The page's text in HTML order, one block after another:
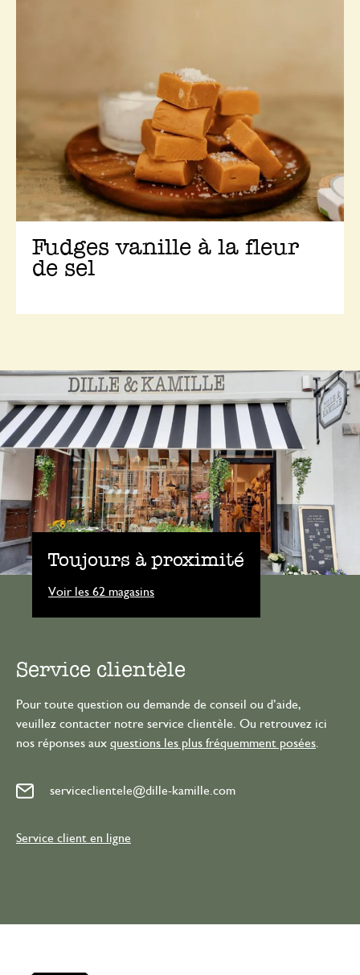
Fudges vanille à la fleur
de sel
Toujours à proximité
Voir les 62 magasins
Service clientèle
Pour toute question ou demande de conseil ou d’aide,
veuillez contacter notre service clientèle. Ou retrouvez ici
nos réponses aux questions les plus fréquemment posées
serviceclientele@dille-kamille.com
Service client en ligne